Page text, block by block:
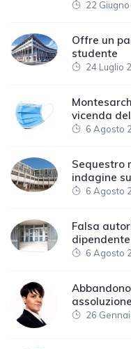
22
Offre un
studente
24 Luglio
vicenda
6 Agosto
Sequestro
indagine
6 Agosto
Falsa
6 Agosto
26